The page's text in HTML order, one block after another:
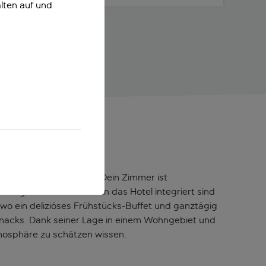
angebunden. Dein Zimmer ist
Ebenfalls in das Hotel integriert sind
ein deliziöses Frühstücks-Buffet und ganztägig
Dank seiner Lage in einem Wohngebiet und
zu schätzen wissen.
auf und